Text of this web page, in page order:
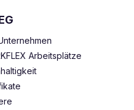
Arbeitsplätze